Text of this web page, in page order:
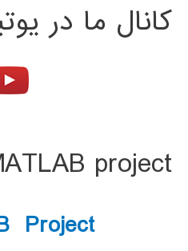
کانال ما در
project
Project